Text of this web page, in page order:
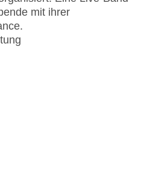
mit ihrer